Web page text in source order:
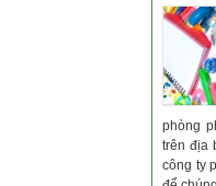
phòng
trên địa
công ty